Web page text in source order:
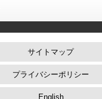
サイトマップ
プライバシーポリシー
English